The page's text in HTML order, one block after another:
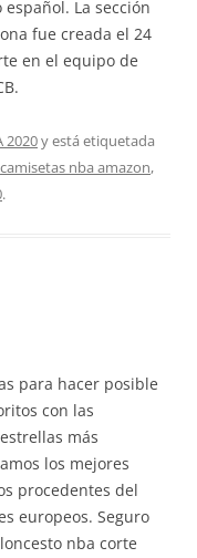
La sección
fue creada el 24
en el equipo de
2020y está etiquetada
camisetas nba amazon,
.
para hacer posible
con las
más
los mejores
procedentes del
europeos. Seguro
nba corte